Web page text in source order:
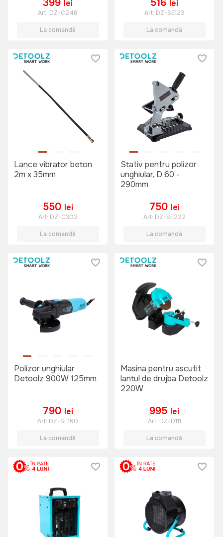
399 lei
Art: DZ-C248
La comandă
516 lei
Art: DZ-SE123
La comandă
Lance vibrator beton
2m x 35mm
550 lei
Art: DZ-C302
La comandă
Stativ pentru polizor
unghiular, D 60 -
290mm
750 lei
Art: DZ-SE222
La comandă
Polizor unghiular
Detoolz 900W 125mm
790 lei
Art: DZ-SE160
La comandă
Masina pentru ascutit
lantul de drujba Detoolz
220W
995 lei
Art: DZ-D111
La comandă